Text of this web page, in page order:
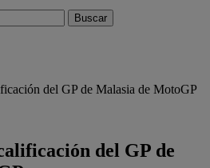
del GP de Malasia de MotoGP
del GP de